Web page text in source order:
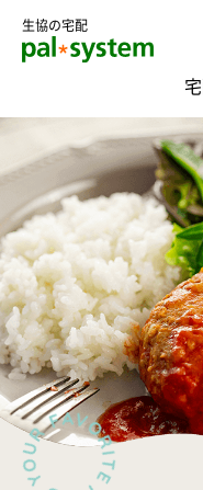
加入案内TOP
商品・価格
宅配サービスガイ
キャンペーン
おためしプラン
おためし宅配
おためしセット
みんなの声
生協の宅配